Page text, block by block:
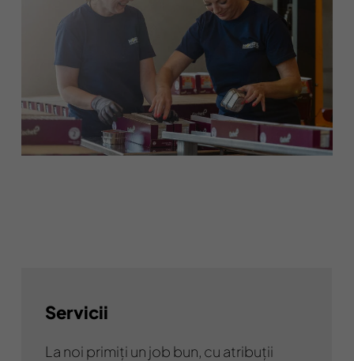
Servicii
La noi primiți un job bun, cu atribuții